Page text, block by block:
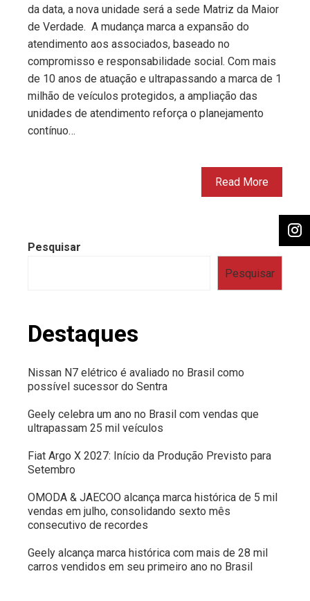
da data, a nova unidade será a sede Matriz da Maior
de Verdade. A mudança marca a expansão do
atendimento aos associados, baseado no
compromisso e responsabilidade social. Com mais
de 10 anos de atuação e ultrapassando a marca de 1
milhão de veículos protegidos, a ampliação das
unidades de atendimento reforça o planejamento
contínuo…
Read More
Pesquisar
Pesquisar
Destaques
Nissan N7 elétrico é avaliado no Brasil como
possível sucessor do Sentra
Geely celebra um ano no Brasil com vendas que
ultrapassam 25 mil veículos
Fiat Argo X 2027: Início da Produção Previsto para
Setembro
OMODA & JAECOO alcança marca histórica de 5 mil
vendas em julho, consolidando sexto mês
consecutivo de recordes
Geely alcança marca histórica com mais de 28 mil
carros vendidos em seu primeiro ano no Brasil